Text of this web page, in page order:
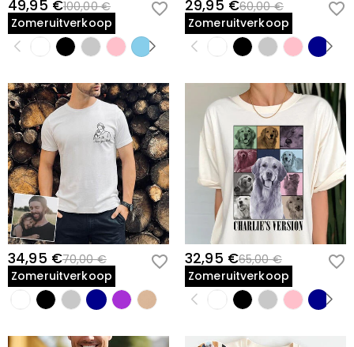
49,95 €100,00 €
Zomeruitverkoop
29,95 €60,00 €
Zomeruitverkoop
34,95 €70,00 €
Zomeruitverkoop
32,95 €65,00 €
Zomeruitverkoop